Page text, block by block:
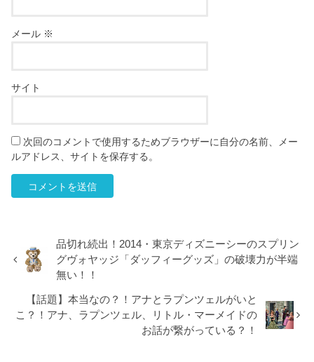
メール ※
サイト
次回のコメントで使用するためブラウザーに自分の名前、メー
ルアドレス、サイトを保存する。
品切れ続出！2014・東京ディズニーシーのスプリン
グヴォヤッジ「ダッフィーグッズ」の破壊力が半端
無い！！
【話題】本当なの？！アナとラプンツェルがいと
こ？！アナ、ラプンツェル、リトル・マーメイドの
お話が繋がっている？！